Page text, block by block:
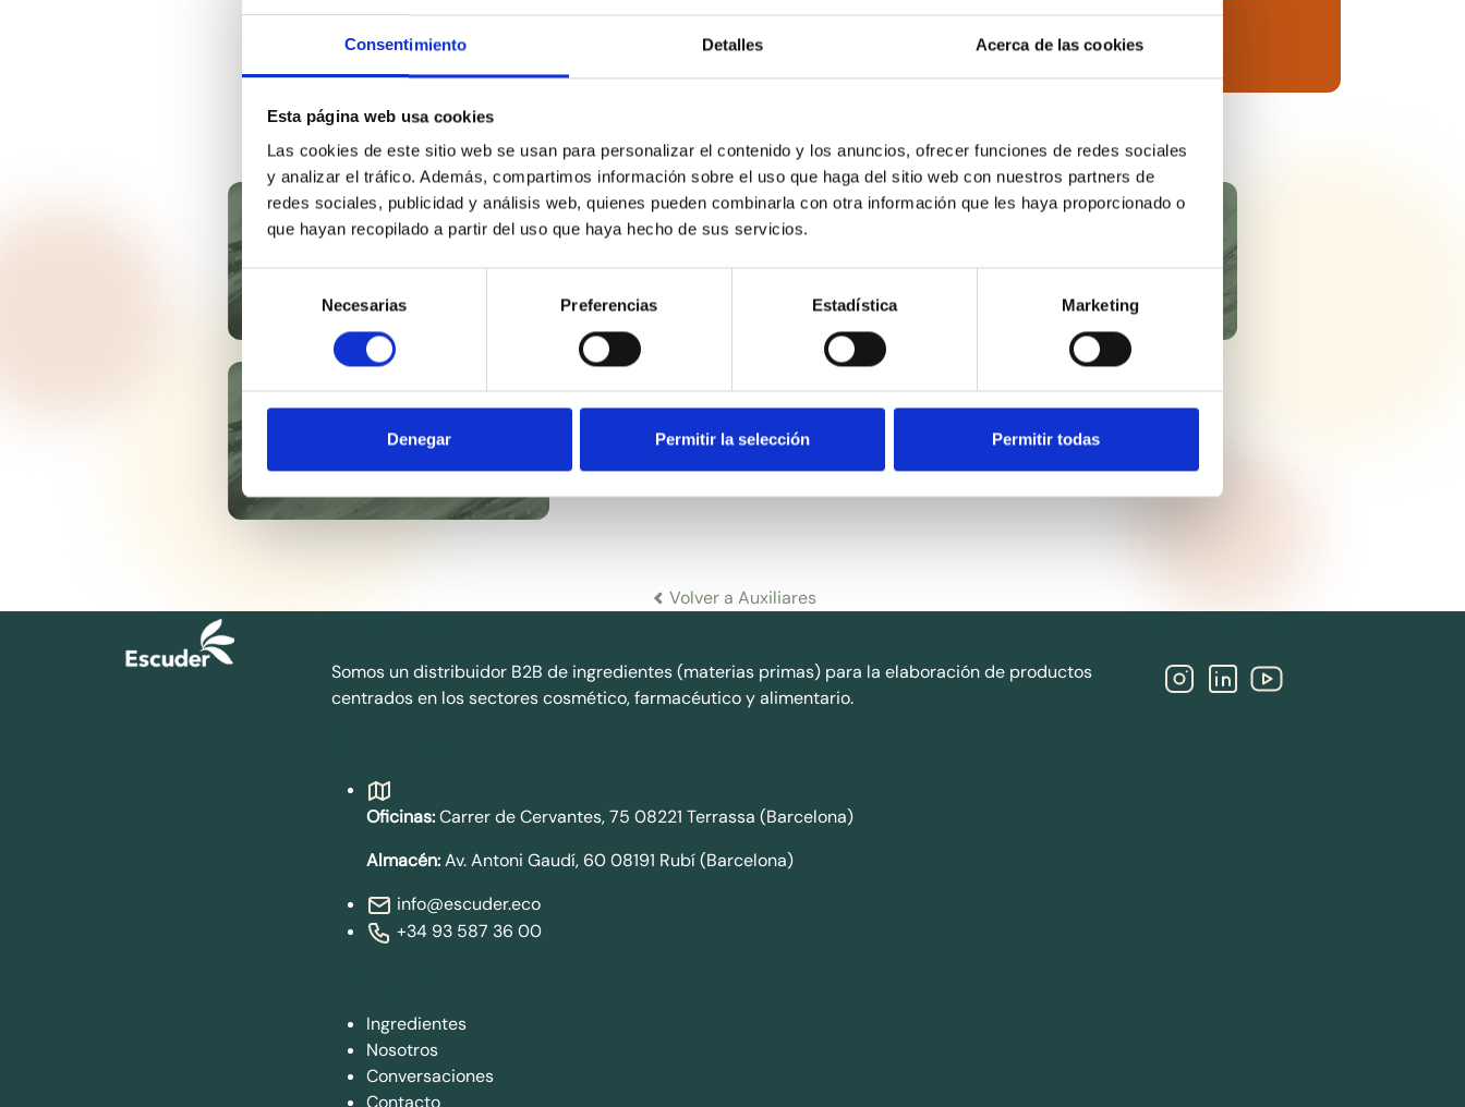
Consentimiento Detalles Acerca de las cookies
Esta página web usa cookies
Las cookies de este sitio web se usan para personalizar el contenido y los anuncios, ofrecer funciones de redes sociales
y analizar el tráfico. Además, compartimos información sobre el uso que haga del sitio web con nuestros partners de
redes sociales, publicidad y análisis web, quienes pueden combinarla con otra información que les haya proporcionado o
que hayan recopilado a partir del uso que haya hecho de sus servicios.
consentimiento
Necesarias Preferencias Estadística Marketing
Denegar Permitir la selección Permitir todas
Ingredientes relacionados
TURPINAL SL
TRIETANOLAMINA 99%
- (24128)
SYMTRIOL®
SYMSAVE® H
Volver a Auxiliares
Somos un distribuidor B2B de ingredientes (materias primas) para la elaboración de productos
centrados en los sectores cosmético, farmacéutico y alimentario.
Oficinas:Carrer de Cervantes, 75 08221 Terrassa (Barcelona)
Almacén:Av. Antoni Gaudí, 60 08191 Rubí (Barcelona)
info@escuder.eco
+34 93 587 36 00
Ingredientes
Nosotros
Conversaciones
Contacto